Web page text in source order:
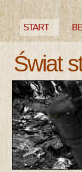
START
Świat